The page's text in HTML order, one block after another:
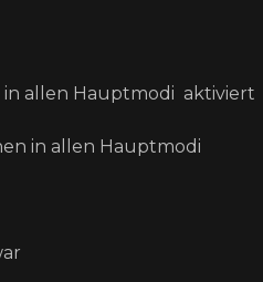
in allen Hauptmodi aktiviert
in allen Hauptmodi